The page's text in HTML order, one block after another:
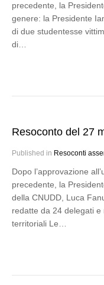
precedente, la
genere: la Presidente
di due studentesse
di…
Resoconto del 27
Published in Resoconti
Dopo l’approvazione
precedente, la
della CNUDD, Luca
redatte da 24 delegati
territoriali Le…